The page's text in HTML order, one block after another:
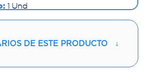
1 Und
DE ESTE PRODUCTO ↓